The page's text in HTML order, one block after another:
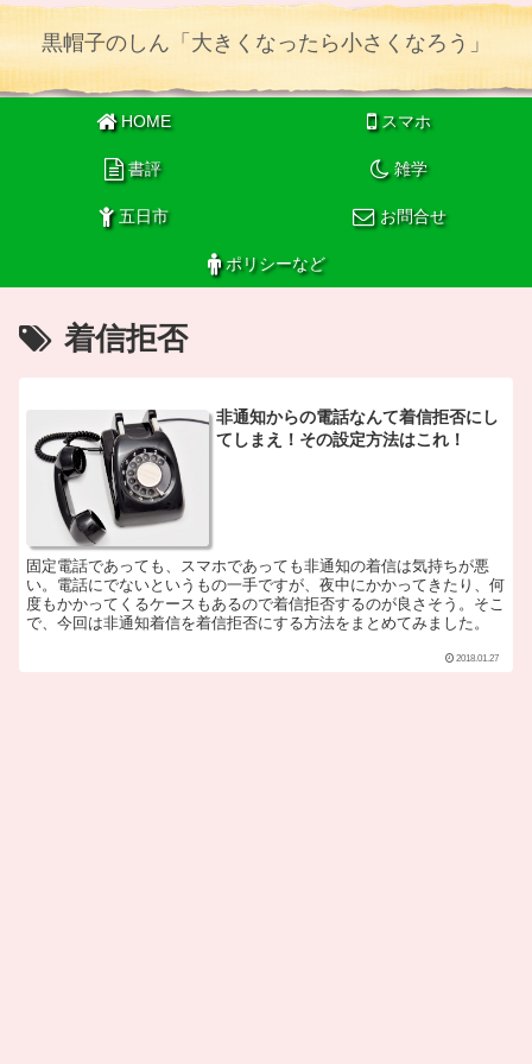
黒帽子のしん「大きくなったら小さくなろう」
HOME スマホ
書評 雑学
五日市 お問合せ
ポリシーなど
着信拒否
非通知からの電話なんて着信拒否にし
てしまえ！その設定方法はこれ！
固定電話であっても、スマホであっても非通知の着信は気持ちが悪
い。電話にでないというもの一手ですが、夜中にかかってきたり、何
度もかかってくるケースもあるので着信拒否するのが良さそう。そこ
で、今回は非通知着信を着信拒否にする方法をまとめてみました。
2018.01.27